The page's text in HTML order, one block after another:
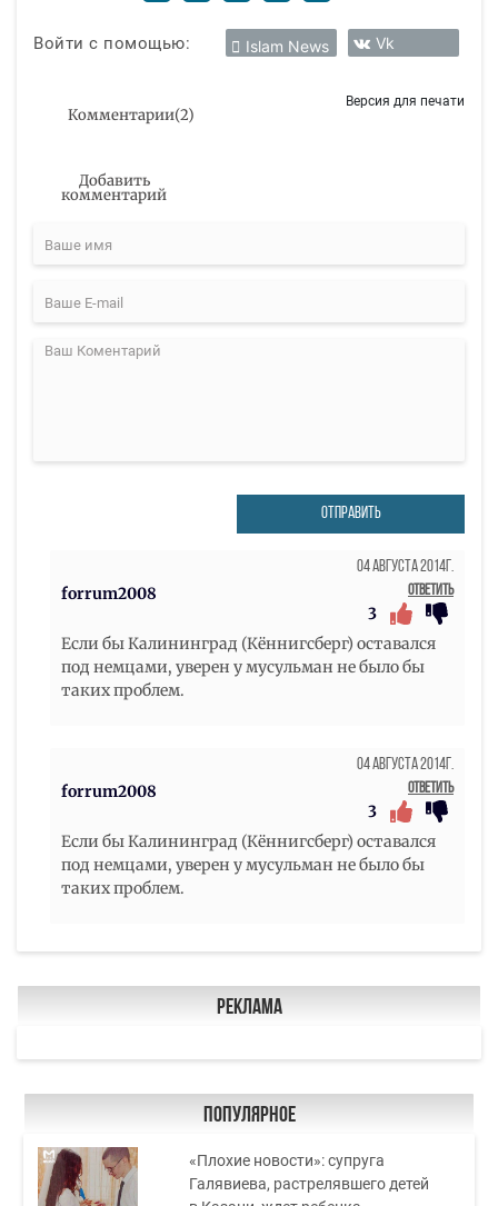
Войти с помощью: Islam News Vk
Комментарии(2)
Версия для печати
Добавить
комментарий
ОТПРАВИТЬ
forrum2008
04 Августа 2014г.
Ответить
3
Если бы Калининград (Кённигсберг) оставался
под немцами, уверен у мусульман не было бы
таких проблем.
forrum2008
04 Августа 2014г.
Ответить
3
Если бы Калининград (Кённигсберг) оставался
под немцами, уверен у мусульман не было бы
таких проблем.
Реклама
Популярное
«Плохие новости»: супруга
Галявиева, растрелявшего детей